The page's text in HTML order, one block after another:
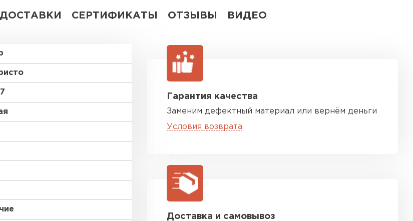
СЕРТИФИКАТЫ ОТЗЫВЫ ВИДЕО
Гарантия качества
Заменим дефектный материал или вернём деньги
Условия возврата
Доставка и самовывоз